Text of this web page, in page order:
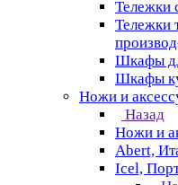
Тележки
Тележки
Шкафы
Шкафы
Ножи и
Назад
Ножи и
Abert,
Icel,